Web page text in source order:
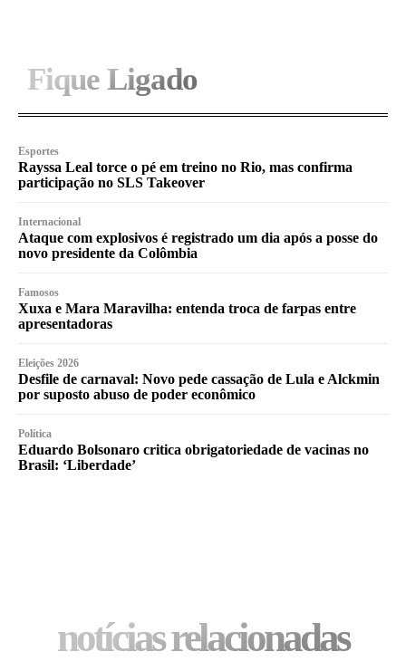
Fique Ligado
Esportes
Rayssa Leal torce o pé em treino no Rio, mas confirma
participação no SLS Takeover
Internacional
Ataque com explosivos é registrado um dia após a posse do
novo presidente da Colômbia
Famosos
Xuxa e Mara Maravilha: entenda troca de farpas entre
apresentadoras
Eleições 2026
Desfile de carnaval: Novo pede cassação de Lula e Alckmin
por suposto abuso de poder econômico
Política
Eduardo Bolsonaro critica obrigatoriedade de vacinas no
Brasil: ‘Liberdade’
notícias relacionadas